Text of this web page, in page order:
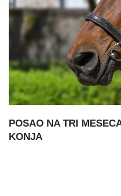
POSAO NA TRI
KONJA